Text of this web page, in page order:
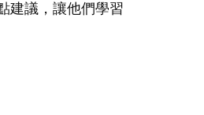
建議，讓他們學習